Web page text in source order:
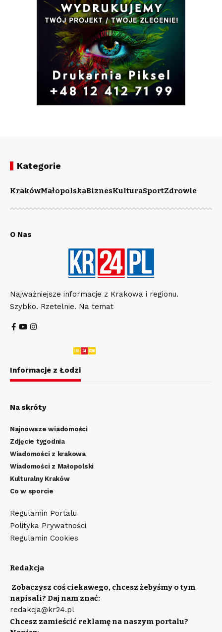
Kategorie
KrakówMałopolskaBiznesKulturaSportZdrowie
O Nas
Najważniejsze informacje z Krakowa i regionu.
Szybko. Rzetelnie. Na temat
Informacje z Łodzi
Na skróty
Najnowsze wiadomości
Zdjęcie tygodnia
Wiadomości z krakowa
Wiadomości z Małopolski
Kulturalny Kraków
Co w sporcie
Regulamin Portalu
Polityka Prywatności
Regulamin Cookies
Redakcja
Zobaczysz coś ciekawego, chcesz żebyśmy o tym
napisali? Daj nam znać:
redakcja@kr24.pl
Chcesz zamieścić reklamę na naszym portalu?